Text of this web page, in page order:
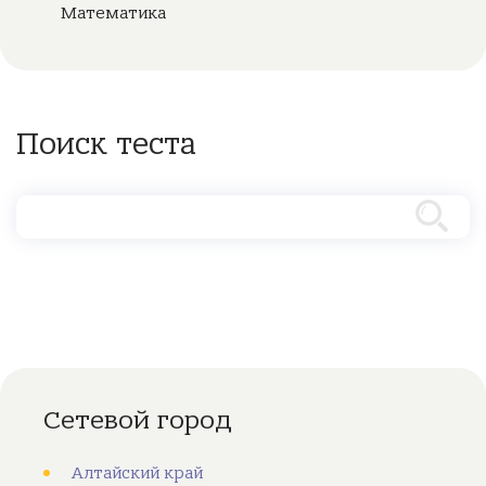
Математика
Поиск теста
Сетевой город
Алтайский край